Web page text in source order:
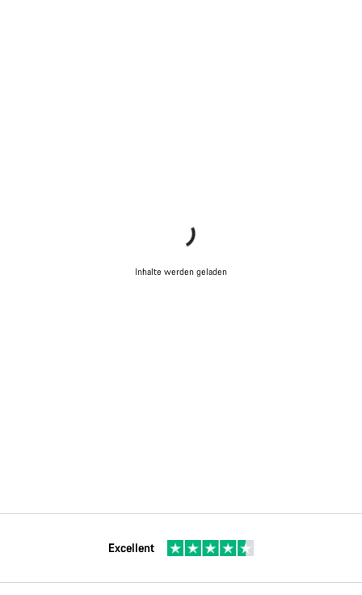
Inhalte werden geladen
Excellent